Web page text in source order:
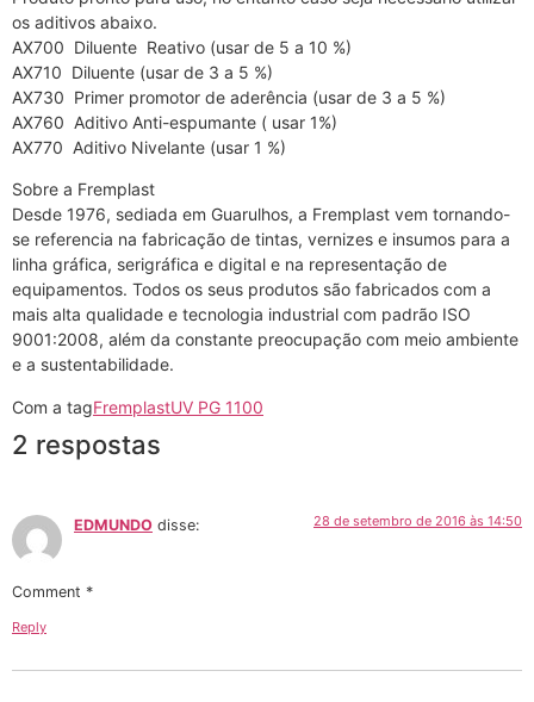
os aditivos abaixo.
AX700 Diluente Reativo (usar de 5 a 10 %)
AX710 Diluente (usar de 3 a 5 %)
AX730 Primer promotor de aderência (usar de 3 a 5 %)
AX760 Aditivo Anti-espumante ( usar 1%)
AX770 Aditivo Nivelante (usar 1 %)
Sobre a Fremplast
Desde 1976, sediada em Guarulhos, a Fremplast vem tornando-
se referencia na fabricação de tintas, vernizes e insumos para a
linha gráfica, serigráfica e digital e na representação de
equipamentos. Todos os seus produtos são fabricados com a
mais alta qualidade e tecnologia industrial com padrão ISO
9001:2008, além da constante preocupação com meio ambiente
e a sustentabilidade.
Com a tagFremplastUV PG 1100
2 respostas
EDMUNDO disse: 28 de setembro de 2016 às 14:50
Comment *
Reply